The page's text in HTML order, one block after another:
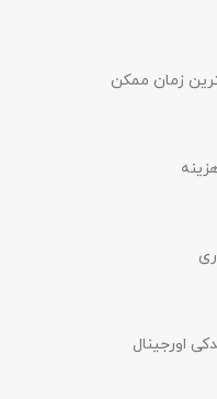
زمان ممکن
اورجینال